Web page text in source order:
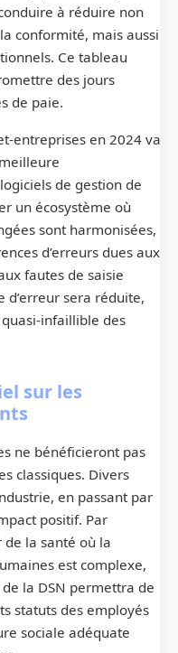
à réduire non
conformité, mais aussi
Ce tableau
des jours
de paie.
entreprises en 2024 va
de gestion de
un écosystème où
sont harmonisées,
d’erreurs dues aux
fautes de saisie
d’erreur sera réduite,
infaillible des
sur les
ne bénéficieront pas
classiques. Divers
en passant par
positif. Par
la santé où la
est complexe,
la DSN permettra de
statuts des employés
sociale adéquate